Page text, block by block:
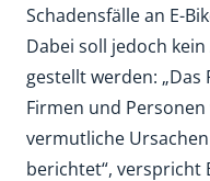
Schadensfälle an E-
Dabei soll jedoch
gestellt werden:
Firmen und
vermutliche
berichtet“, verspricht